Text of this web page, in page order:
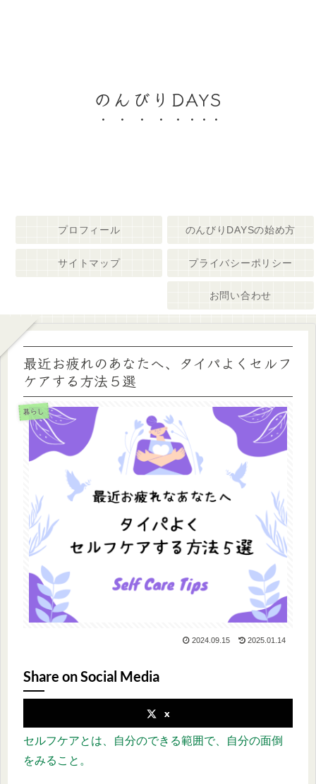
のんびりDAYS
プロフィール のんびりDAYSの始め方
サイトマップ プライバシーポリシー
お問い合わせ
最近お疲れのあなたへ、タイパよくセルフ
ケアする方法５選
暮らし
2024.09.15 2025.01.14
Share on Social Media
x
セルフケアとは、自分のできる範囲で、自分の面倒
をみること。